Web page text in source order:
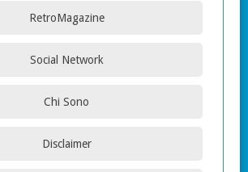
RetroMagazine
Social Network
Chi Sono
Disclaimer